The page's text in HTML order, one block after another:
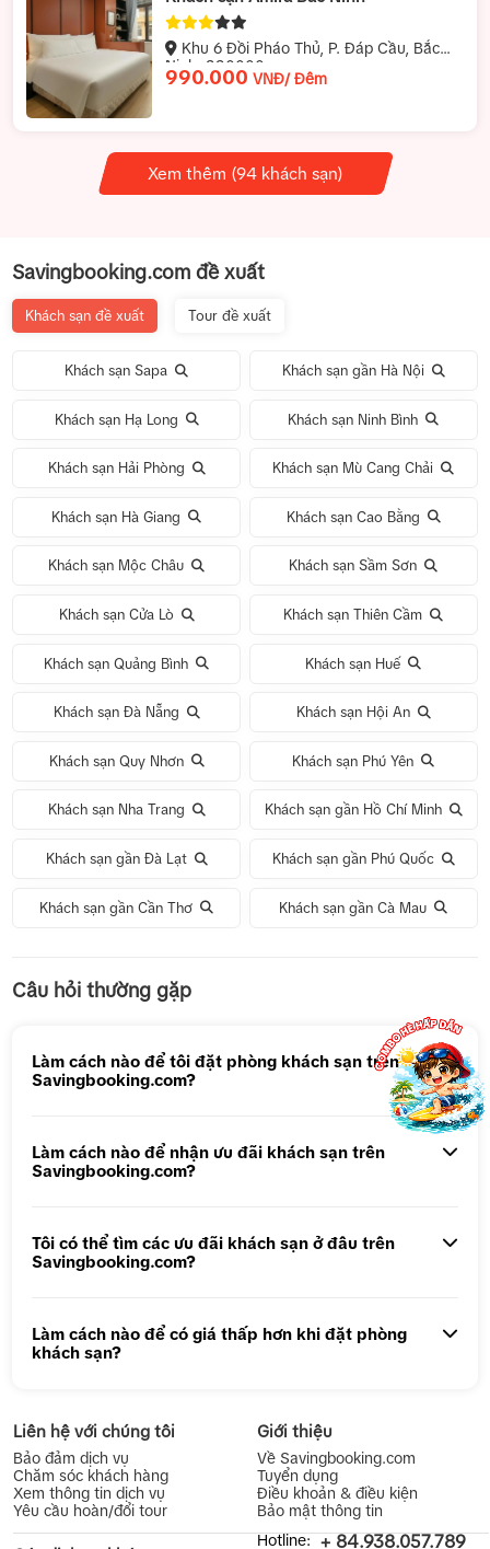
Khu 6 Đồi Pháo Thủ, P. Đáp Cầu, Bắc
Ninh, 220000
990.000 VNĐ/ Đêm
Xem thêm (94 khách sạn)
Savingbooking.com đề xuất
Khách sạn đề xuất Tour đề xuất
Khách sạn Sapa Khách sạn gần Hà Nội
Khách sạn Hạ Long Khách sạn Ninh Bình
Khách sạn Hải Phòng Khách sạn Mù Cang Chải
Khách sạn Hà Giang Khách sạn Cao Bằng
Khách sạn Mộc Châu Khách sạn Sầm Sơn
Khách sạn Cửa Lò Khách sạn Thiên Cầm
Khách sạn Quảng Bình Khách sạn Huế
Khách sạn Đà Nẵng Khách sạn Hội An
Khách sạn Quy Nhơn Khách sạn Phú Yên
Khách sạn Nha Trang Khách sạn gần Hồ Chí Minh
Khách sạn gần Đà Lạt Khách sạn gần Phú Quốc
Khách sạn gần Cần Thơ Khách sạn gần Cà Mau
Tour 5N4Đ Hà Nội – Bali – Hà Nội
Tour 1 ngày Động Thiên Đường
Tour 1 Ngày Động Phong Nha
Câu hỏi thường gặp
Làm cách nào để tôi đặt phòng khách sạn trên
Savingbooking.com?
Làm cách nào để nhận ưu đãi khách sạn trên
Savingbooking.com?
Tôi có thể tìm các ưu đãi khách sạn ở đâu trên
Savingbooking.com?
Làm cách nào để có giá thấp hơn khi đặt phòng
khách sạn?
Liên hệ với chúng tôi
Bảo đảm dịch vụ
Chăm sóc khách hàng
Xem thông tin dịch vụ
Yêu cầu hoàn/đổi tour
Giới thiệu
Về Savingbooking.com
Tuyển dụng
Điều khoản & điều kiện
Bảo mật thông tin
Hotline: + 84.938.057.789